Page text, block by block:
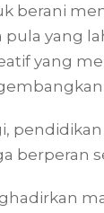
berani
pula yang
yang
berperan